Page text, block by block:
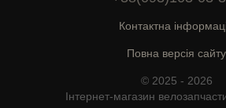
Контактна
Повна версія сайту
© 2025 - 2026
Інтернет-магазин